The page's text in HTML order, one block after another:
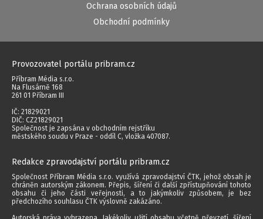
Ochrana osobních údajů
Obchodní podmínky
Provozovatel portálu pribram.cz
Příbram Média s.r.o.
Na Flusárně 168
261 01 Příbram III
IČ: 21829021
DIČ: CZ21829021
Společnost je zapsána v obchodním rejstříku
městského soudu v Praze - oddíl C, vložka 407087.
Redakce zpravodajství portálu pribram.cz
Společnost Příbram Média s.r.o. využívá zpravodajství ČTK, jehož obsah je
chráněn autorským zákonem. Přepis, šíření či další zpřístupňování tohoto
obsahu či jeho části veřejnosti, a to jakýmkoliv způsobem, je bez
předchozího souhlasu ČTK výslovně zakázáno.